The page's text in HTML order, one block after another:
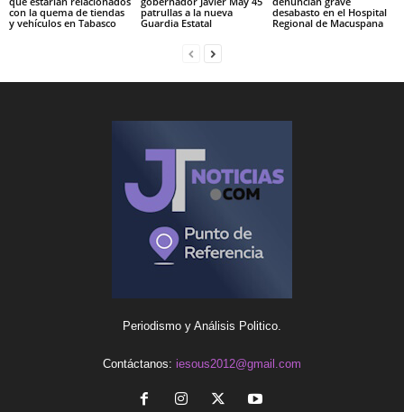
con la quema de tiendas
y vehículos en Tabasco
patrullas a la nueva
Guardia Estatal
desabasto en el Hospital
Regional de Macuspana
Periodismo y Análisis Politico.
Contáctanos: iesous2012@gmail.com